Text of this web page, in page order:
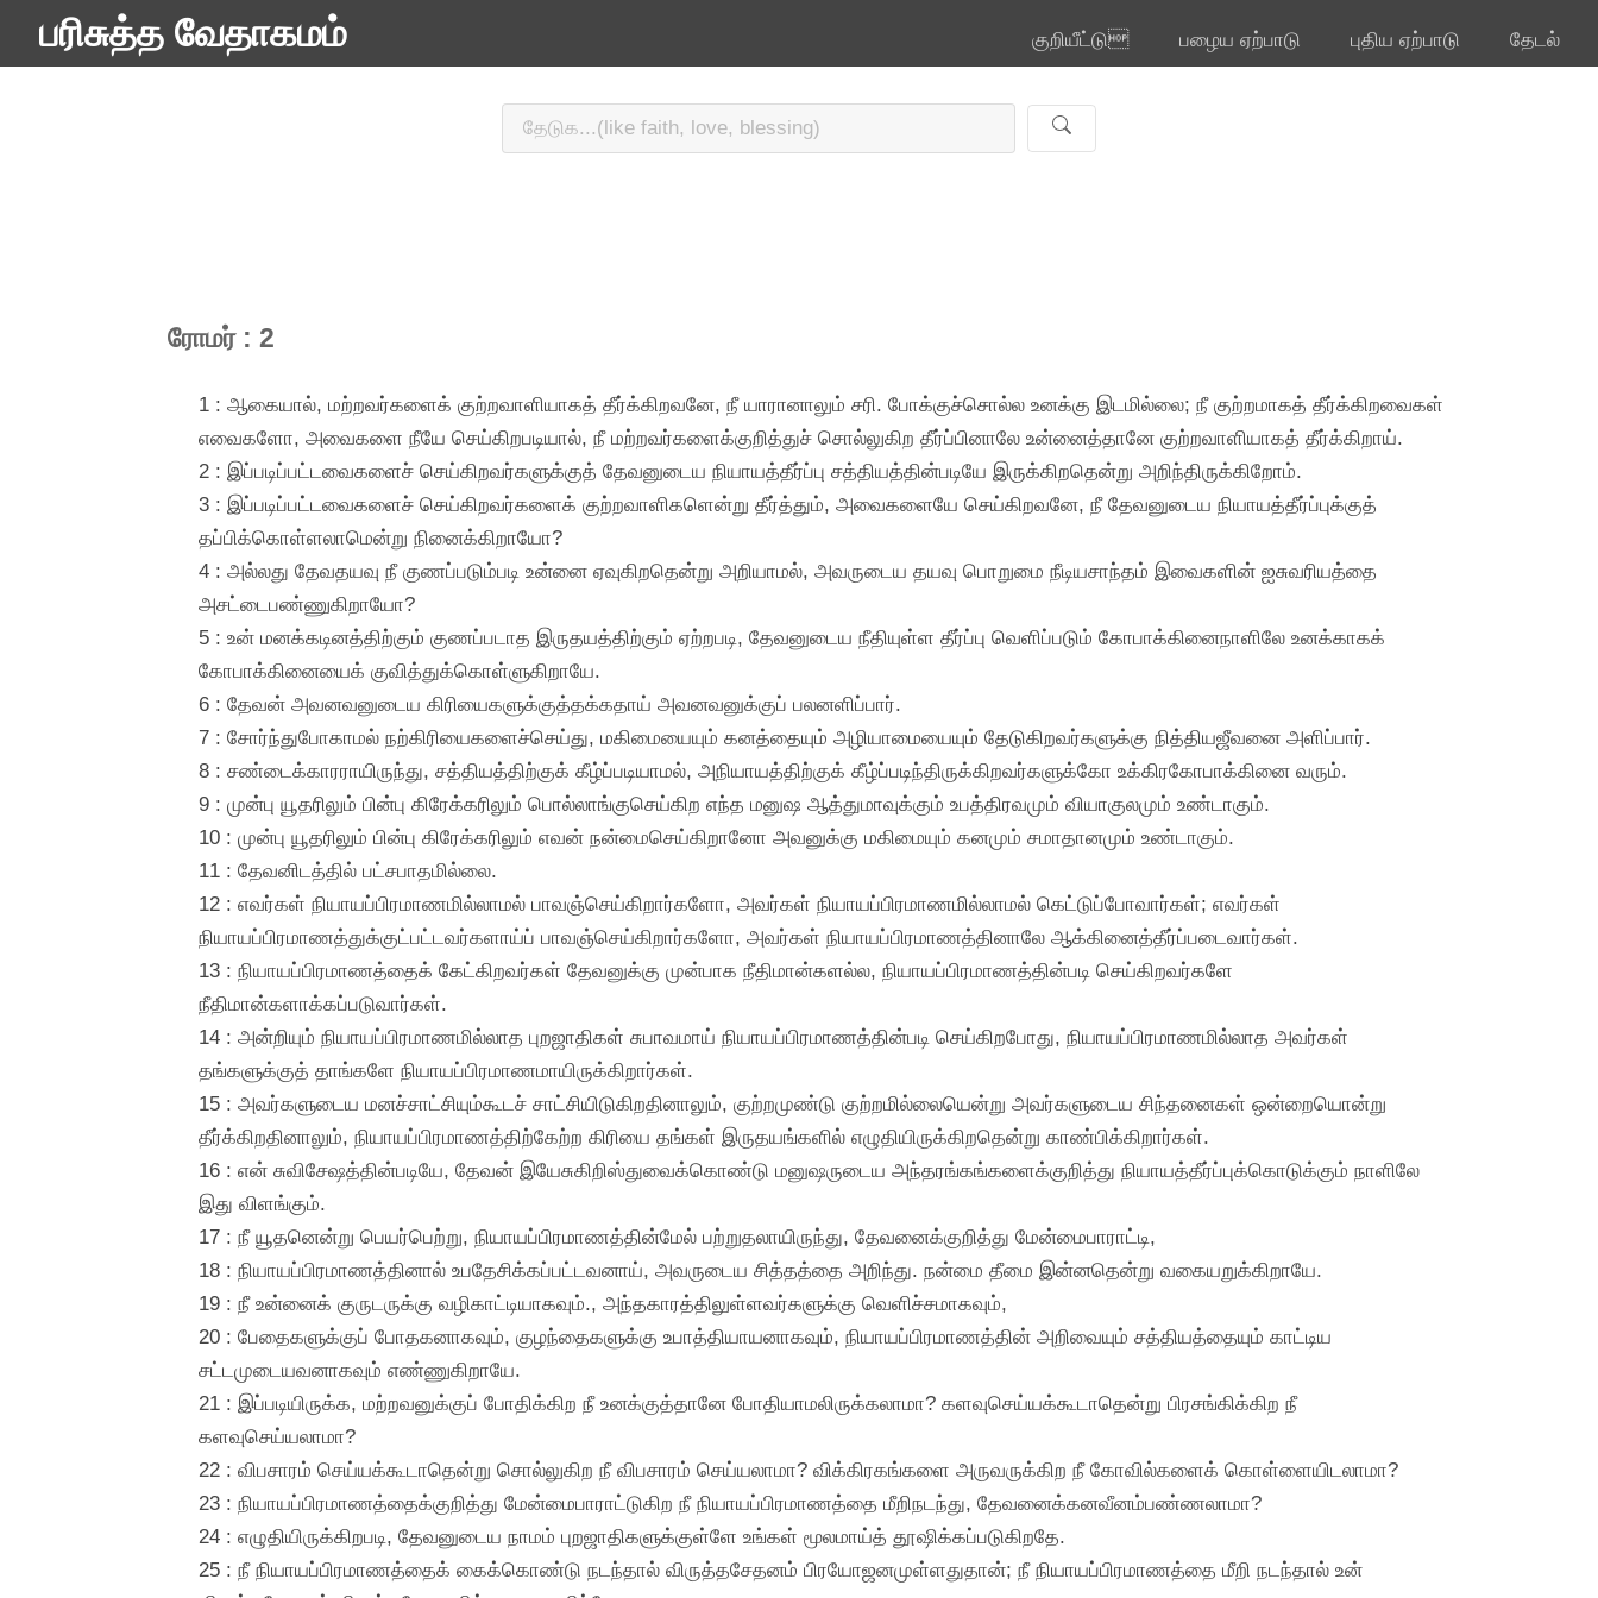
பரிசுத்த வேதாகமம் குறியீட்டு பழைய ஏற்பாடு புதிய ஏற்பாடு தேடல்
ரோமர் : 2
1 : ஆகையால், மற்றவர்களைக் குற்றவாளியாகத் தீர்க்கிறவனே, நீ யாரானாலும் சரி. போக்குச்சொல்ல உனக்கு இடமில்லை; நீ குற்றமாகத் தீர்க்கிறவைகள்
எவைகளோ, அவைகளை நீயே செய்கிறபடியால், நீ மற்றவர்களைக்குறித்துச் சொல்லுகிற தீர்ப்பினாலே உன்னைத்தானே குற்றவாளியாகத் தீர்க்கிறாய்.
2 : இப்படிப்பட்டவைகளைச் செய்கிறவர்களுக்குத் தேவனுடைய நியாயத்தீர்ப்பு சத்தியத்தின்படியே இருக்கிறதென்று அறிந்திருக்கிறோம்.
3 : இப்படிப்பட்டவைகளைச் செய்கிறவர்களைக் குற்றவாளிகளென்று தீர்த்தும், அவைகளையே செய்கிறவனே, நீ தேவனுடைய நியாயத்தீர்ப்புக்குத்
தப்பிக்கொள்ளலாமென்று நினைக்கிறாயோ?
4 : அல்லது தேவதயவு நீ குணப்படும்படி உன்னை ஏவுகிறதென்று அறியாமல், அவருடைய தயவு பொறுமை நீடியசாந்தம் இவைகளின் ஐசுவரியத்தை
அசட்டைபண்ணுகிறாயோ?
5 : உன் மனக்கடினத்திற்கும் குணப்படாத இருதயத்திற்கும் ஏற்றபடி, தேவனுடைய நீதியுள்ள தீர்ப்பு வெளிப்படும் கோபாக்கினைநாளிலே உனக்காகக்
கோபாக்கினையைக் குவித்துக்கொள்ளுகிறாயே.
6 : தேவன் அவனவனுடைய கிரியைகளுக்குத்தக்கதாய் அவனவனுக்குப் பலனளிப்பார்.
7 : சோர்ந்துபோகாமல் நற்கிரியைகளைச்செய்து, மகிமையையும் கனத்தையும் அழியாமையையும் தேடுகிறவர்களுக்கு நித்தியஜீவனை அளிப்பார்.
8 : சண்டைக்காரராயிருந்து, சத்தியத்திற்குக் கீழ்ப்படியாமல், அநியாயத்திற்குக் கீழ்ப்படிந்திருக்கிறவர்களுக்கோ உக்கிரகோபாக்கினை வரும்.
9 : முன்பு யூதரிலும் பின்பு கிரேக்கரிலும் பொல்லாங்குசெய்கிற எந்த மனுஷ ஆத்துமாவுக்கும் உபத்திரவமும் வியாகுலமும் உண்டாகும்.
10 : முன்பு யூதரிலும் பின்பு கிரேக்கரிலும் எவன் நன்மைசெய்கிறானோ அவனுக்கு மகிமையும் கனமும் சமாதானமும் உண்டாகும்.
11 : தேவனிடத்தில் பட்சபாதமில்லை.
12 : எவர்கள் நியாயப்பிரமாணமில்லாமல் பாவஞ்செய்கிறார்களோ, அவர்கள் நியாயப்பிரமாணமில்லாமல் கெட்டுப்போவார்கள்; எவர்கள்
நியாயப்பிரமாணத்துக்குட்பட்டவர்களாய்ப் பாவஞ்செய்கிறார்களோ, அவர்கள் நியாயப்பிரமாணத்தினாலே ஆக்கினைத்தீர்ப்படைவார்கள்.
13 : நியாயப்பிரமாணத்தைக் கேட்கிறவர்கள் தேவனுக்கு முன்பாக நீதிமான்களல்ல, நியாயப்பிரமாணத்தின்படி செய்கிறவர்களே
நீதிமான்களாக்கப்படுவார்கள்.
14 : அன்றியும் நியாயப்பிரமாணமில்லாத புறஜாதிகள் சுபாவமாய் நியாயப்பிரமாணத்தின்படி செய்கிறபோது, நியாயப்பிரமாணமில்லாத அவர்கள்
தங்களுக்குத் தாங்களே நியாயப்பிரமாணமாயிருக்கிறார்கள்.
15 : அவர்களுடைய மனச்சாட்சியும்கூடச் சாட்சியிடுகிறதினாலும், குற்றமுண்டு குற்றமில்லையென்று அவர்களுடைய சிந்தனைகள் ஒன்றையொன்று
தீர்க்கிறதினாலும், நியாயப்பிரமாணத்திற்கேற்ற கிரியை தங்கள் இருதயங்களில் எழுதியிருக்கிறதென்று காண்பிக்கிறார்கள்.
16 : என் சுவிசேஷத்தின்படியே, தேவன் இயேசுகிறிஸ்துவைக்கொண்டு மனுஷருடைய அந்தரங்கங்களைக்குறித்து நியாயத்தீர்ப்புக்கொடுக்கும் நாளிலே
இது விளங்கும்.
17 : நீ யூதனென்று பெயர்பெற்று, நியாயப்பிரமாணத்தின்மேல் பற்றுதலாயிருந்து, தேவனைக்குறித்து மேன்மைபாராட்டி,
18 : நியாயப்பிரமாணத்தினால் உபதேசிக்கப்பட்டவனாய், அவருடைய சித்தத்தை அறிந்து. நன்மை தீமை இன்னதென்று வகையறுக்கிறாயே.
19 : நீ உன்னைக் குருடருக்கு வழிகாட்டியாகவும்., அந்தகாரத்திலுள்ளவர்களுக்கு வெளிச்சமாகவும்,
20 : பேதைகளுக்குப் போதகனாகவும், குழந்தைகளுக்கு உபாத்தியாயனாகவும், நியாயப்பிரமாணத்தின் அறிவையும் சத்தியத்தையும் காட்டிய
சட்டமுடையவனாகவும் எண்ணுகிறாயே.
21 : இப்படியிருக்க, மற்றவனுக்குப் போதிக்கிற நீ உனக்குத்தானே போதியாமலிருக்கலாமா? களவுசெய்யக்கூடாதென்று பிரசங்கிக்கிற நீ
களவுசெய்யலாமா?
22 : விபசாரம் செய்யக்கூடாதென்று சொல்லுகிற நீ விபசாரம் செய்யலாமா? விக்கிரகங்களை அருவருக்கிற நீ கோவில்களைக் கொள்ளையிடலாமா?
23 : நியாயப்பிரமாணத்தைக்குறித்து மேன்மைபாராட்டுகிற நீ நியாயப்பிரமாணத்தை மீறிநடந்து, தேவனைக்கனவீனம்பண்ணலாமா?
24 : எழுதியிருக்கிறபடி, தேவனுடைய நாமம் புறஜாதிகளுக்குள்ளே உங்கள் மூலமாய்த் தூஷிக்கப்படுகிறதே.
25 : நீ நியாயப்பிரமாணத்தைக் கைக்கொண்டு நடந்தால் விருத்தசேதனம் பிரயோஜனமுள்ளதுதான்; நீ நியாயப்பிரமாணத்தை மீறி நடந்தால் உன்